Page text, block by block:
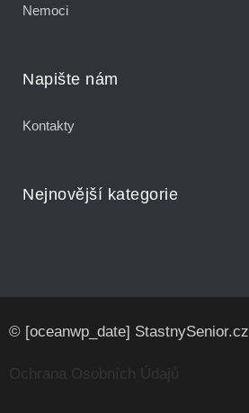
Nemoci
Napište nám
Kontakty
Nejnovější kategorie
© [oceanwp_date] StastnySenior.cz